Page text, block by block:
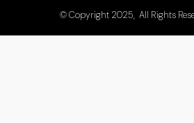
© Copyright 2025, All Rights